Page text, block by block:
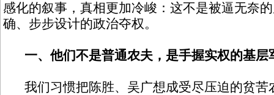
感化的叙事，真相更加冷峻：这不是被逼无奈
确、步步设计的政治夺权。
一、他们不是普通农夫，是手握实权的基层
我们习惯把陈胜、吴广想成受尽压迫的贫苦